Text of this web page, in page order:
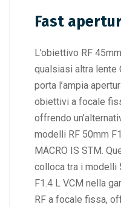
Fast
L’obiettivo RF
qualsiasi altra lente
porta l’ampia
obiettivi a focale
offrendo
modelli RF 50mm
MACRO IS STM.
colloca tra i modelli
F1.4 L VCM nella
RF a focale fissa,